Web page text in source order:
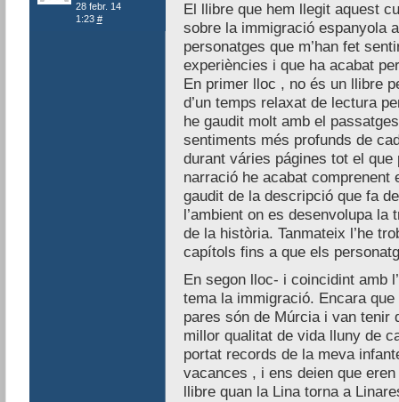
28 febr. 14
1:23 #
El llibre que hem llegit aquest
sobre la immigració espanyola
personatges que m’han fet
experiències i que ha acabat
En primer lloc , no és un llibre
d’un temps relaxat de lectura
he gaudit molt amb el
sentiments més profunds de
durant váries págines tot el
narració he acabat comprenent
gaudit de la descripció que fa
l’ambient on es desenvolupa
de la història. Tanmateix l’he
capítols fins a que els
En segon lloc- i coincidint amb
tema la immigració. Encara
pares són de Múrcia i van tenir
millor qualitat de vida lluny de
portat records de la meva
vacances , i ens deien que
llibre quan la Lina torna a